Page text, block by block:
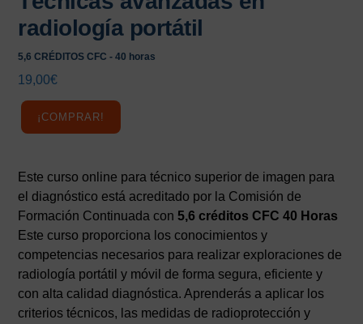
radiología portátil
5,6 CRÉDITOS CFC - 40 horas
19,00€
¡COMPRAR!
Este curso online para técnico superior de imagen para
el diagnóstico está acreditado por la Comisión de
Formación Continuada con 5,6 créditos CFC 40 Horas
Este curso proporciona los conocimientos y
competencias necesarios para realizar exploraciones de
radiología portátil y móvil de forma segura, eficiente y
con alta calidad diagnóstica. Aprenderás a aplicar los
criterios técnicos, las medidas de radioprotección y